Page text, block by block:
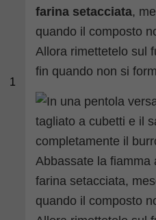
1
farina setacciata,
quando il composto
Allora rimettetelo sul
fin quando non si